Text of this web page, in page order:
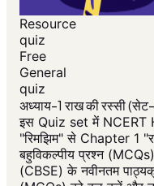
Resource
quiz
Free
General
quiz
अध्याय-1 राख की रस्सी
इस Quiz set में NCERT
"रिमझिम" से Chapter 1
बहुविकल्पीय प्रश्न (MCQs)
(CBSE) के नवीनतम